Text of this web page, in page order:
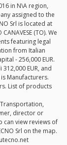
in N\A region,
assigned to the
Srl is located at
(TO). We
featuring legal
from Italian
- 256,000 EUR.
EUR, and
Manufacturers.
List of products
director or
can view reviews of
Srl on the map.